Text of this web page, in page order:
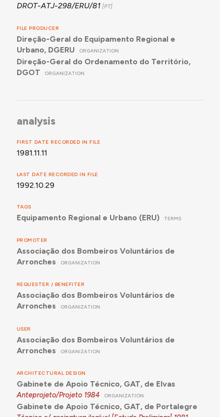
DROT-ATJ-298/ERU/81
FILE PRODUCER
Direção-Geral do Equipamento Regional e
Urbano, DGERU
ORGANIZATION
Direção-Geral do Ordenamento do Território,
DGOT
ORGANIZATION
analysis
FIRST DATE RECORDED IN FILE
1981.11.11
LAST DATE RECORDED IN FILE
1992.10.29
TAGS
Equipamento Regional e Urbano (ERU) TERMS
PROMOTER
Associação dos Bombeiros Voluntários de
Arronches
ORGANIZATION
REQUESTER / BENEFITER
Associação dos Bombeiros Voluntários de
Arronches
ORGANIZATION
USER
Associação dos Bombeiros Voluntários de
Arronches
ORGANIZATION
ARCHITECTURAL DESIGN
Gabinete de Apoio Técnico, GAT, de Elvas
Anteprojeto/Projeto 1984 ORGANIZATION
Gabinete de Apoio Técnico, GAT, de Portalegre